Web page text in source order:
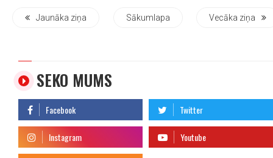
Jaunāka ziņa Sākumlapa Vecāka ziņa
SEKO MUMS